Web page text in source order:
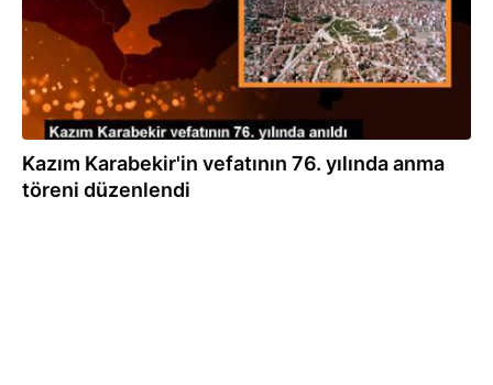
Kazım Karabekir'in vefatının 76. yılında anma
töreni düzenlendi